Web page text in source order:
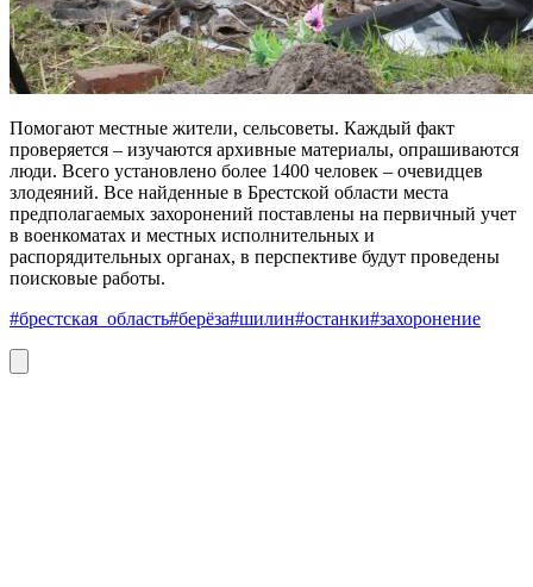
Помогают местные жители, сельсоветы. Каждый факт
проверяется – изучаются архивные материалы, опрашиваются
люди. Всего установлено более 1400 человек – очевидцев
злодеяний. Все найденные в Брестской области места
предполагаемых захоронений поставлены на первичный учет
в военкоматах и местных исполнительных и
распорядительных органах, в перспективе будут проведены
поисковые работы.
#брестская_область#берёза#шилин#останки#захоронение